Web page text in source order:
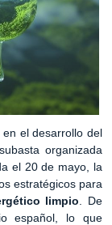
el desarrollo del
organizada
el 20 de mayo, la
estratégicos para
limpio . De
español, lo que